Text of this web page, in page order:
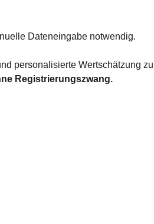
Dateneingabe notwendig.
personalisierte Wertschätzung zu
Registrierungszwang.